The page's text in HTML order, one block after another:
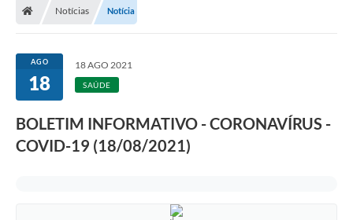
Notícias Notícia
AGO
18
18 AGO 2021
SAÚDE
BOLETIM INFORMATIVO - CORONAVÍRUS -
COVID-19 (18/08/2021)